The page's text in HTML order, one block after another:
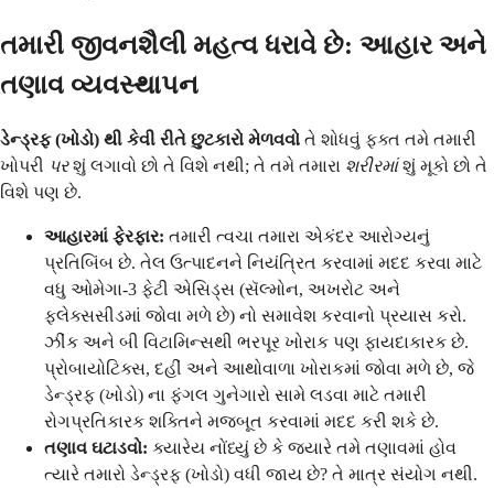
તમારી જીવનશૈલી મહત્વ ધરાવે છે: આહાર અને
તણાવ વ્યવસ્થાપન
ડેન્ડ્રફ (ખોડો) થી કેવી રીતે છુટકારો મેળવવો તે શોધવું ફક્ત તમે તમારી
ખોપરી પરશું લગાવો છો તે વિશે નથી; તે તમે તમારા શરીરમાંશું મૂકો છો તે
વિશે પણ છે.
આહારમાં ફેરફાર: તમારી ત્વચા તમારા એકંદર આરોગ્યનું
પ્રતિબિંબ છે. તેલ ઉત્પાદનને નિયંત્રિત કરવામાં મદદ કરવા માટે
વધુ ઓમેગા-3 ફેટી એસિડ્સ (સૅલ્મોન, અખરોટ અને
ફ્લેક્સસીડમાં જોવા મળે છે) નો સમાવેશ કરવાનો પ્રયાસ કરો.
ઝીંક અને બી વિટામિન્સથી ભરપૂર ખોરાક પણ ફાયદાકારક છે.
પ્રોબાયોટિક્સ, દહીં અને આથોવાળા ખોરાકમાં જોવા મળે છે, જે
ડેન્ડ્રફ (ખોડો) ના ફંગલ ગુનેગારો સામે લડવા માટે તમારી
રોગપ્રતિકારક શક્તિને મજબૂત કરવામાં મદદ કરી શકે છે.
તણાવ ઘટાડવો: ક્યારેય નોંધ્યું છે કે જ્યારે તમે તણાવમાં હોવ
ત્યારે તમારો ડેન્ડ્રફ (ખોડો) વધી જાય છે? તે માત્ર સંયોગ નથી.